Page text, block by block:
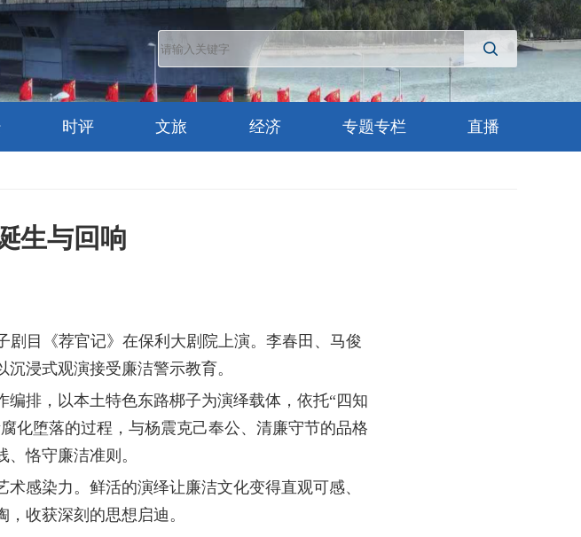
时评 文旅 经济 专题专栏 直播
生与回响
剧目《荐官记》在保利大剧院上演。李春田、马俊
浸式观演接受廉洁警示教育。
排，以本土特色东路梆子为演绎载体，依托“四知
化堕落的过程，与杨震克己奉公、清廉守节的品格
恪守廉洁准则。
感染力。鲜活的演绎让廉洁文化变得直观可感、
收获深刻的思想启迪。